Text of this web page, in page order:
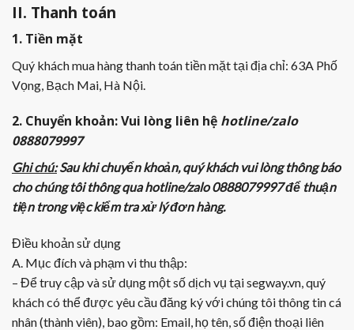
II. Thanh toán
1. Tiền mặt
Quý khách mua hàng thanh toán tiền mặt tại địa chỉ: 63A Phố
Vọng, Bạch Mai, Hà Nội.
2. Chuyển khoản: Vui lòng liên hệ hotline/zalo
0888079997
Ghi chú:Sau khi chuyển khoản, quý khách vui lòng thông báo
cho chúng tôi thông quahotline/zalo 0888079997để thuận
tiện trong việc kiểm tra xử lý đơn hàng.
Điều khoản sử dụng
A. Mục đích và phạm vi thu thập:
– Để truy cập và sử dụng một số dịch vụ tại segway.vn, quý
khách có thể được yêu cầu đăng ký với chúng tôi thông tin cá
nhân (thành viên), bao gồm: Email, họ tên, số điện thoại liên